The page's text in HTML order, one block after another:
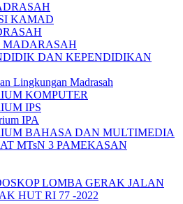
KAMAD
MADARASAH
DAN KEPENDIDIKAN
Lingkungan Madrasah
KOMPUTER
IPS
IPA
BAHASA DAN MULTIMEDIA
MTsN 3 PAMEKASAN
LOMBA GERAK JALAN
HUT RI 77 -2022